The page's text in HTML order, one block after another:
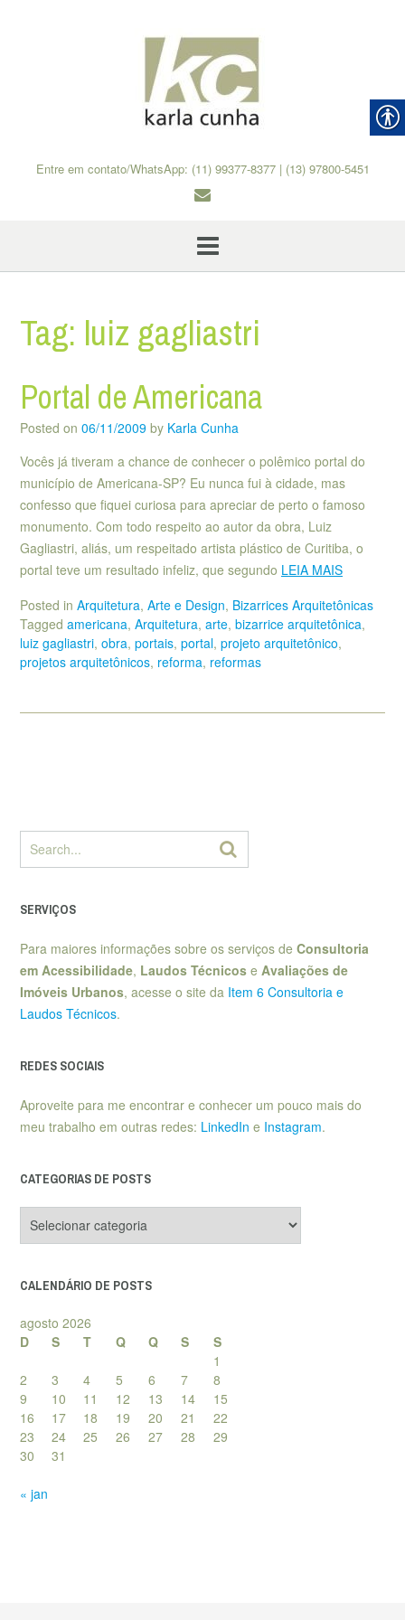
Entre em contato/WhatsApp: (11) 99377-8377 | (13) 97800-5451
Tag: luiz gagliastri
Portal de Americana
Posted on 06/11/2009 by Karla Cunha
Vocês já tiveram a chance de conhecer o polêmico portal do
município de Americana-SP? Eu nunca fui à cidade, mas
confesso que fiquei curiosa para apreciar de perto o famoso
monumento. Com todo respeito ao autor da obra, Luiz
Gagliastri, aliás, um respeitado artista plástico de Curitiba, o
portal teve um resultado infeliz, que segundo LEIA MAIS
Posted in Arquitetura, Arte e Design, Bizarrices Arquitetônicas
Tagged americana, Arquitetura, arte, bizarrice arquitetônica,
luiz gagliastri, obra, portais, portal, projeto arquitetônico,
projetos arquitetônicos, reforma, reformas
SERVIÇOS
Para maiores informações sobre os serviços de Consultoria
em Acessibilidade, Laudos Técnicos e Avaliações de
Imóveis Urbanos, acesse o site da Item 6 Consultoria e
Laudos Técnicos.
REDES SOCIAIS
Aproveite para me encontrar e conhecer um pouco mais do
meu trabalho em outras redes: LinkedIn e Instagram.
CATEGORIAS DE POSTS
de
CALENDÁRIO DE POSTS
agosto 2026
D
S T Q Q S
S
1
2
3 4 5 6 7
8
9
10 11 12 13 14
15
16
17 18 19 20 21
22
23
24 25 26 27 28
29
30
31
« jan